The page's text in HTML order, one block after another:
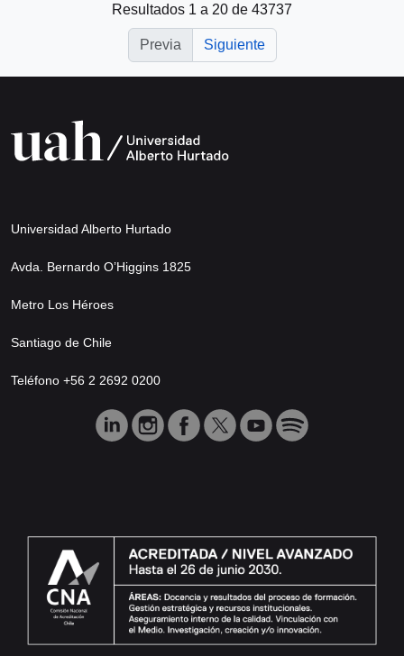
Resultados 1 a 20 de 43737
Previa Siguiente
Universidad Alberto Hurtado
Avda. Bernardo O’Higgins 1825
Metro Los Héroes
Santiago de Chile
Teléfono +56 2 2692 0200